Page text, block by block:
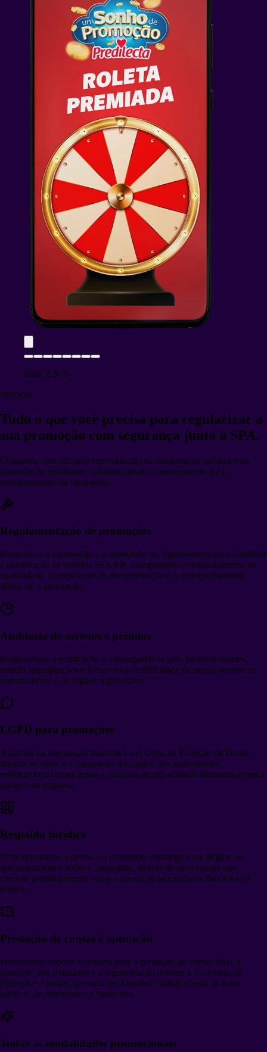
Slide 2 de 8
Serviços
Tudo o que você precisa para regularizar a
sua promoção com segurança junto à SPA.
Contamos com um time especializado na estruturação jurídica e na
apuração de resultados, cobrindo desde o planejamento até o
monitoramento da campanha.
Regulamentação de promoções
Realizamos a elaboração e a submissão de regulamentos para viabilizar
a autorização de sorteios SPA MF, assegurando o enquadramento da
modalidade, a preparação da documentação e o acompanhamento
diário até a aprovação.
Auditoria de sorteios e prêmios
Promovemos a verificação e a transparência para prevenir fraudes,
reduzir impugnações e fortalecer a credibilidade da marca perante os
consumidores e os órgãos reguladores.
LGPD para promoções
Atuamos na adequação rigorosa à Lei Geral de Proteção de Dados
durante a coleta e o tratamento dos dados dos participantes,
estabelecendo bases legais e políticas de privacidade alinhadas ao setor
jurídico da empresa.
Respaldo jurídico
Proporcionamos a defesa e a orientação estratégica em litígios ou
questionamentos sobre a campanha, através de uma equipe que
entende profundamente como a operação promocional funciona na
prática.
Prestação de contas e apuração
Fornecemos suporte completo para a prestação de contas final, a
apuração dos resultados e a regularização perante a Secretaria de
Prêmios e Apostas, gerando um histórico confiável para as áreas
jurídica, de compliance e financeira.
Todas as modalidades promocionais